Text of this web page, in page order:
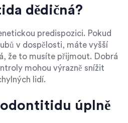
dědičná?
predispozici. Pokud
v dospělosti, máte vyšší
že to musíte přijmout. Dobrá
mohou výrazně snížit
lidí.
úplně